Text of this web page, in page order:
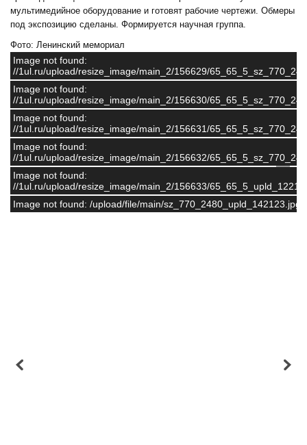
мультимедийное оборудование и готовят рабочие чертежи. Обмеры
под экспозицию сделаны. Формируется научная группа.
Фото: Ленинский мемориал
Image not found:
//1ul.ru/upload/resize_image/main_2/156629/
Image not found:
//1ul.ru/upload/resize_image/main_2/156630/
Image not found:
//1ul.ru/upload/resize_image/main_2/156631/
Image not found:
//1ul.ru/upload/resize_image/main_2/156632/
Image not found:
//1ul.ru/upload/resize_image/main_2/156633/
Image not found: /upload/file/main/sz_770_2480_upld_142123.jpg